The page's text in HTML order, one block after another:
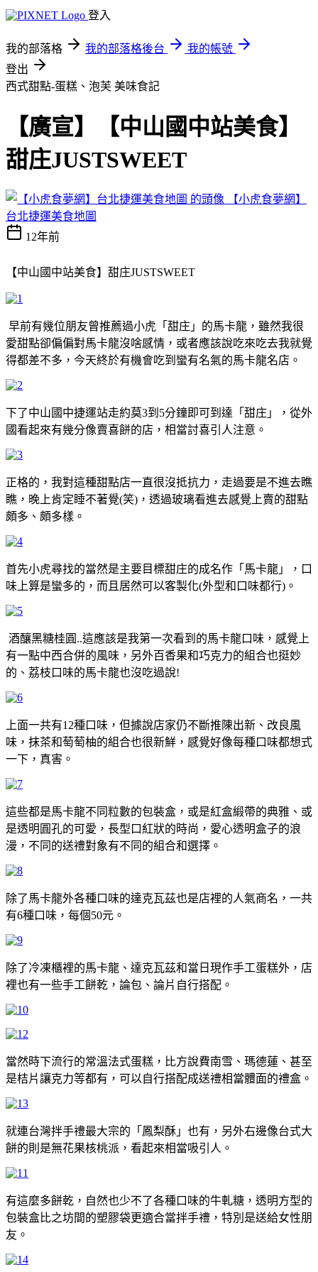
登入
我的部落格 我的部落格後台
我的帳號
登出
西式甜點-蛋糕、泡芙 美味食記
【廣宣】【中山國中站美食】
甜庄JUSTSWEET
【小虎食夢網】
台北捷運美食地圖
12年前
【中山國中站美食】甜庄JUSTSWEET
早前有幾位朋友曾推薦過小虎「甜庄」的馬卡龍，雖然我很
愛甜點卻偏偏對馬卡龍沒啥感情，或者應該說吃來吃去我就覺
得都差不多，今天終於有機會吃到蠻有名氣的馬卡龍名店。
下了中山國中捷運站走約莫3到5分鐘即可到達「甜庄」，從外
國看起來有幾分像賣喜餅的店，相當討喜引人注意。
正格的，我對這種甜點店一直很沒抵抗力，走過要是不進去瞧
瞧，晚上肯定睡不著覺(笑)，透過玻璃看進去感覺上賣的甜點
頗多、頗多樣。
首先小虎尋找的當然是主要目標甜庄的成名作「馬卡龍」，口
味上算是蠻多的，而且居然可以客製化(外型和口味都行)。
酒釀黑糖桂圓..這應該是我第一次看到的馬卡龍口味，感覺上
有一點中西合併的風味，另外百香果和巧克力的組合也挺妙
的、荔枝口味的馬卡龍也沒吃過說!
上面一共有12種口味，但據說店家仍不斷推陳出新、改良風
味，抹茶和萄萄柚的組合也很新鮮，感覺好像每種口味都想式
一下，真害。
這些都是馬卡龍不同粒數的包裝盒，或是紅盒緞帶的典雅、或
是透明圓孔的可愛，長型口紅狀的時尚，愛心透明盒子的浪
漫，不同的送禮對象有不同的組合和選擇。
除了馬卡龍外各種口味的達克瓦茲也是店裡的人氣商名，一共
有6種口味，每個50元。
除了冷凍櫃裡的馬卡龍、達克瓦茲和當日現作手工蛋糕外，店
裡也有一些手工餅乾，論包、論片自行搭配。
當然時下流行的常溫法式蛋糕，比方說費南雪、瑪德蓮、甚至
是桔片讓克力等都有，可以自行搭配成送禮相當體面的禮盒。
就連台灣拌手禮最大宗的「鳳梨酥」也有，另外右邊像台式大
餅的則是無花果核桃派，看起來相當吸引人。
有這麼多餅乾，自然也少不了各種口味的牛軋糖，透明方型的
包裝盒比之坊間的塑膠袋更適合當拌手禮，特別是送給女性朋
友。